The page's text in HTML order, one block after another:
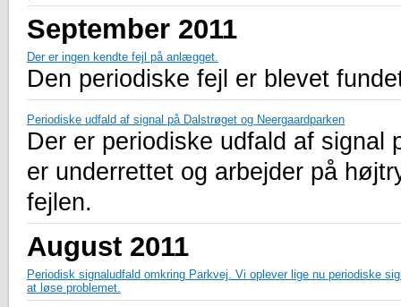
September 2011
Der er ingen kendte fejl på anlægget.
Den periodiske fejl er blevet
Periodiske udfald af signal på Dalstrøget og Neergaardparken
Der er periodiske udfald af signal
er underrettet og arbejder på
fejlen.
August 2011
Periodisk signaludfald omkring Parkvej. Vi oplever lige nu periodiske
at løse problemet.